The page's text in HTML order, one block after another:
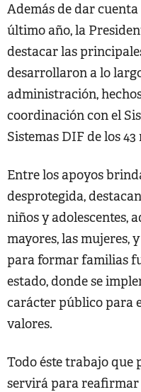
Además de dar cuenta
último año, la
destacar las
desarrollaron a lo
administración,
coordinación con el
Sistemas DIF de los
Entre los apoyos
desprotegida,
niños y adolescentes,
mayores, las mujeres,
para formar familias
estado, donde se
carácter público para
valores.
Todo éste trabajo que
servirá para reafirmar